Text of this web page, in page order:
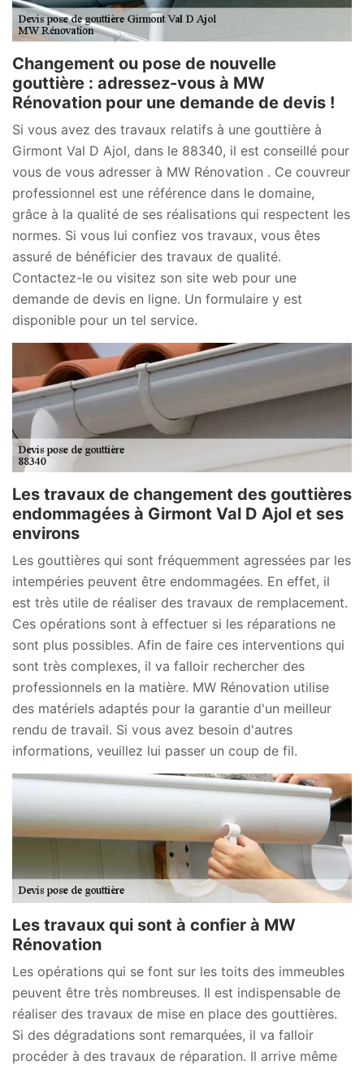
Changement ou pose de nouvelle
gouttière : adressez-vous à MW
Rénovation pour une demande de devis !
Si vous avez des travaux relatifs à une gouttière à
Girmont Val D Ajol, dans le 88340, il est conseillé pour
vous de vous adresser à MW Rénovation . Ce couvreur
professionnel est une référence dans le domaine,
grâce à la qualité de ses réalisations qui respectent les
normes. Si vous lui confiez vos travaux, vous êtes
assuré de bénéficier des travaux de qualité.
Contactez-le ou visitez son site web pour une
demande de devis en ligne. Un formulaire y est
disponible pour un tel service.
Les travaux de changement des gouttières
endommagées à Girmont Val D Ajol et ses
environs
Les gouttières qui sont fréquemment agressées par les
intempéries peuvent être endommagées. En effet, il
est très utile de réaliser des travaux de remplacement.
Ces opérations sont à effectuer si les réparations ne
sont plus possibles. Afin de faire ces interventions qui
sont très complexes, il va falloir rechercher des
professionnels en la matière. MW Rénovation utilise
des matériels adaptés pour la garantie d'un meilleur
rendu de travail. Si vous avez besoin d'autres
informations, veuillez lui passer un coup de fil.
Les travaux qui sont à confier à MW
Rénovation
Les opérations qui se font sur les toits des immeubles
peuvent être très nombreuses. Il est indispensable de
réaliser des travaux de mise en place des gouttières.
Si des dégradations sont remarquées, il va falloir
procéder à des travaux de réparation. Il arrive même